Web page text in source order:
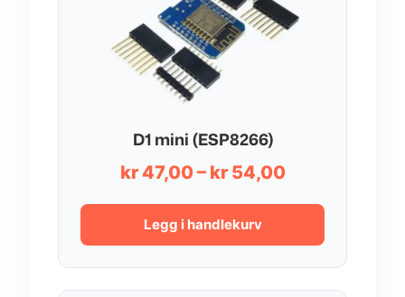
D1 mini (ESP8266)
kr47,00– kr54,00Prisområde:
kr 47,00
kr 54,00
Legg i handlekurv